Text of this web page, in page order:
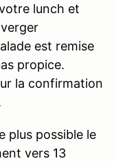
lunch et
est remise
propice.
la confirmation
plus possible le
vers 13